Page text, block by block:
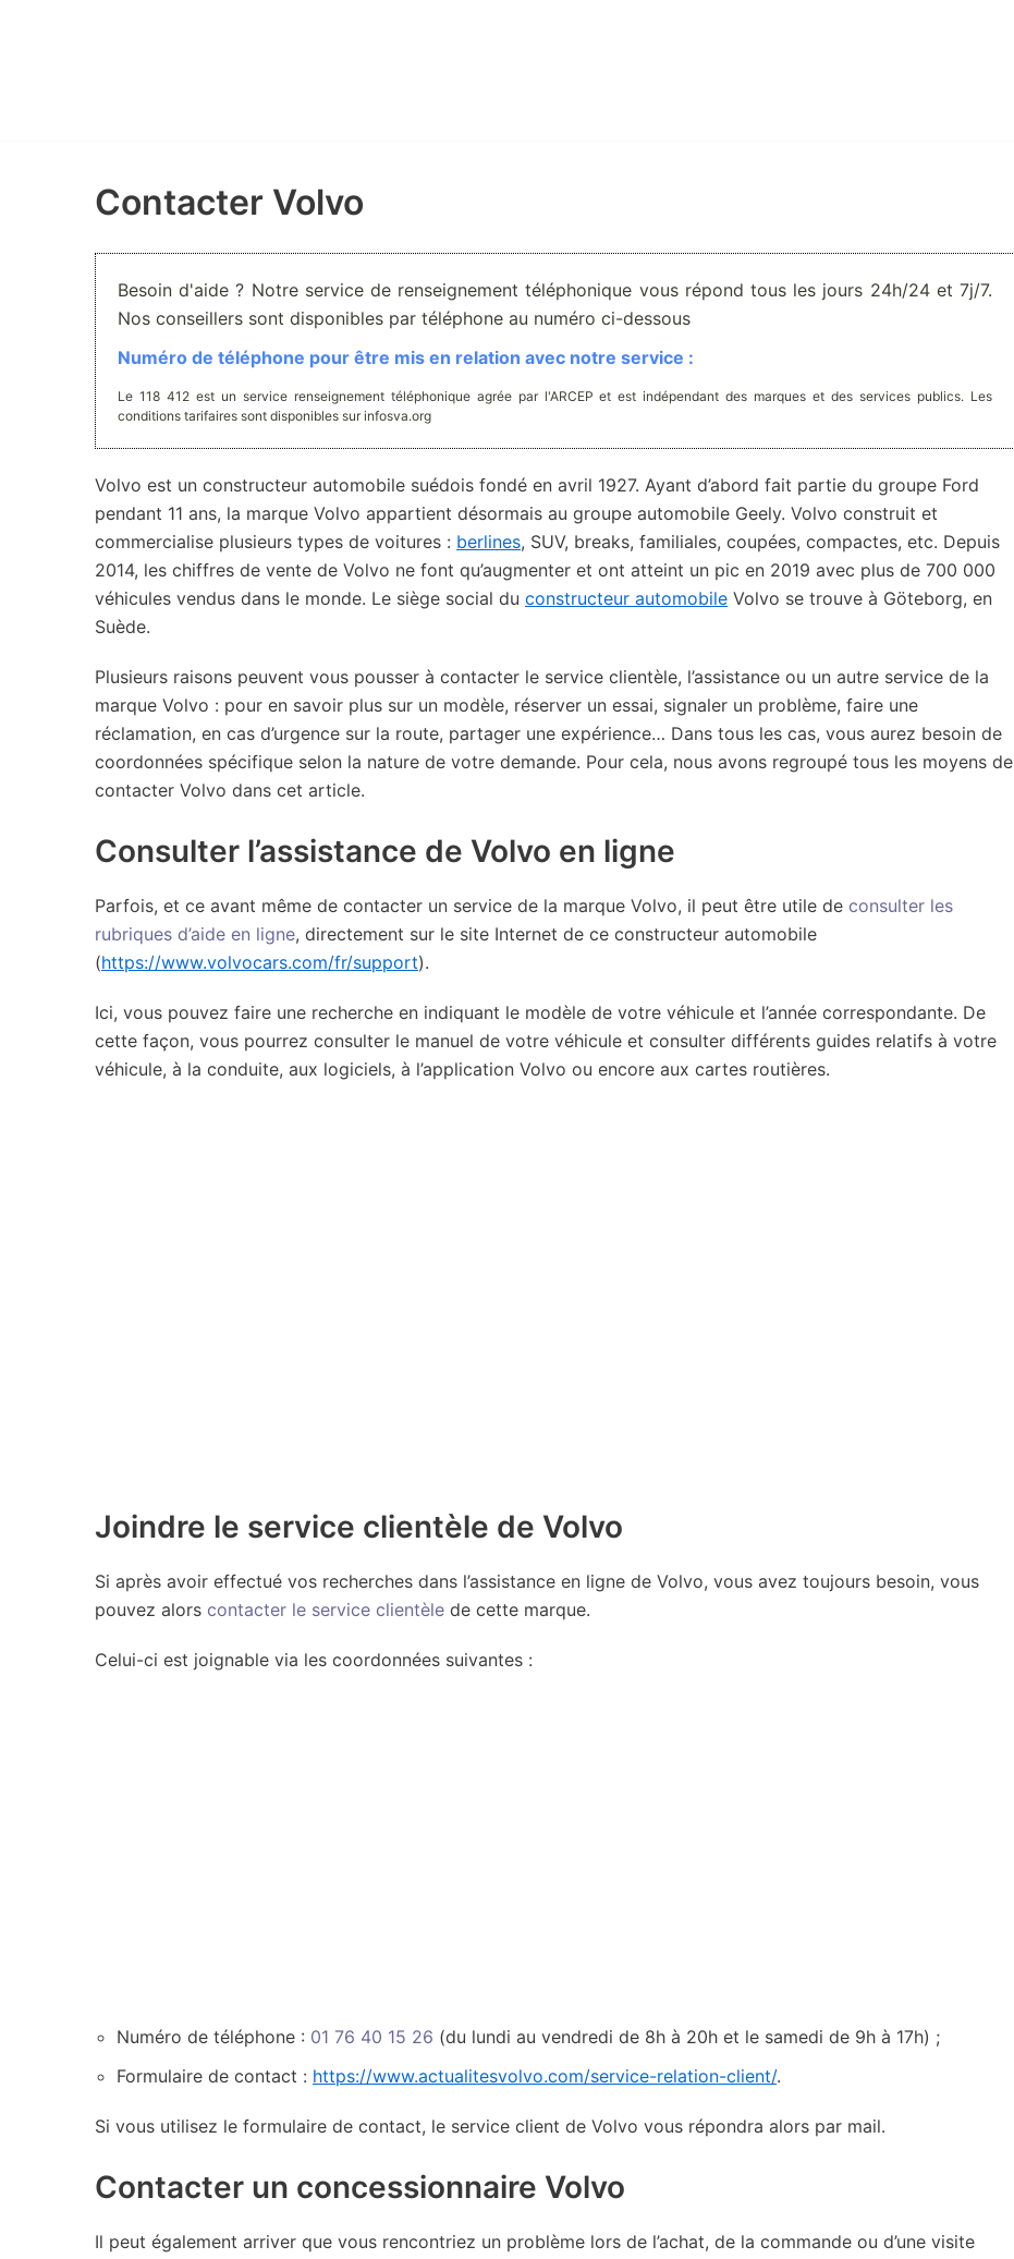
Contacter Volvo
Besoin d'aide ? Notre service de renseignement téléphonique vous répond tous les jours 24h/24 et 7j/7.
Nos conseillers sont disponibles par téléphone au numéro ci-dessous
Numéro de téléphone pour être mis en relation avec notre service :
Le 118 412 est un service renseignement téléphonique agrée par l'ARCEP et est indépendant des marques et des services publics. Les
conditions tarifaires sont disponibles sur infosva.org
Volvo est un constructeur automobile suédois fondé en avril 1927. Ayant d’abord fait partie du groupe Ford
pendant 11 ans, la marque Volvo appartient désormais au groupe automobile Geely. Volvo construit et
commercialise plusieurs types de voitures : berlines, SUV, breaks, familiales, coupées, compactes, etc. Depuis
2014, les chiffres de vente de Volvo ne font qu’augmenter et ont atteint un pic en 2019 avec plus de 700 000
véhicules vendus dans le monde. Le siège social du constructeur automobile Volvo se trouve à Göteborg, en
Suède.
Plusieurs raisons peuvent vous pousser à contacter le service clientèle, l’assistance ou un autre service de la
marque Volvo : pour en savoir plus sur un modèle, réserver un essai, signaler un problème, faire une
réclamation, en cas d’urgence sur la route, partager une expérience… Dans tous les cas, vous aurez besoin de
coordonnées spécifique selon la nature de votre demande. Pour cela, nous avons regroupé tous les moyens de
contacter Volvo dans cet article.
Consulter l’assistance de Volvo en ligne
Parfois, et ce avant même de contacter un service de la marque Volvo, il peut être utile de consulter les
rubriques d’aide en ligne, directement sur le site Internet de ce constructeur automobile
(https://www.volvocars.com/fr/support).
Ici, vous pouvez faire une recherche en indiquant le modèle de votre véhicule et l’année correspondante. De
cette façon, vous pourrez consulter le manuel de votre véhicule et consulter différents guides relatifs à votre
véhicule, à la conduite, aux logiciels, à l’application Volvo ou encore aux cartes routières.
Joindre le service clientèle de Volvo
Si après avoir effectué vos recherches dans l’assistance en ligne de Volvo, vous avez toujours besoin, vous
pouvez alors contacter le service clientèle de cette marque.
Celui-ci est joignable via les coordonnées suivantes :
Numéro de téléphone : 01 76 40 15 26 (du lundi au vendredi de 8h à 20h et le samedi de 9h à 17h) ;
Formulaire de contact : https://www.actualitesvolvo.com/service-relation-client/.
Si vous utilisez le formulaire de contact, le service client de Volvo vous répondra alors par mail.
Contacter un concessionnaire Volvo
Il peut également arriver que vous rencontriez un problème lors de l’achat, de la commande ou d’une visite